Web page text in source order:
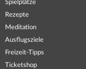
Spielplätze
Rezepte
Meditation
Ausflugsziele
Freizeit-Tipps
Ticketshop